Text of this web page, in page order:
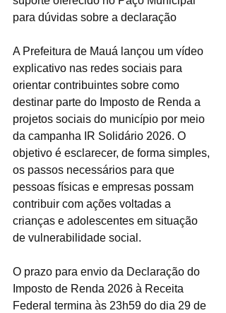
para dúvidas sobre a declaração
A Prefeitura de Mauá lançou um vídeo
explicativo nas redes sociais para
orientar contribuintes sobre como
destinar parte do Imposto de Renda a
projetos sociais do município por meio
da campanha IR Solidário 2026. O
objetivo é esclarecer, de forma simples,
os passos necessários para que
pessoas físicas e empresas possam
contribuir com ações voltadas a
crianças e adolescentes em situação
de vulnerabilidade social.
O prazo para envio da Declaração do
Imposto de Renda 2026 à Receita
Federal termina às 23h59 do dia 29 de